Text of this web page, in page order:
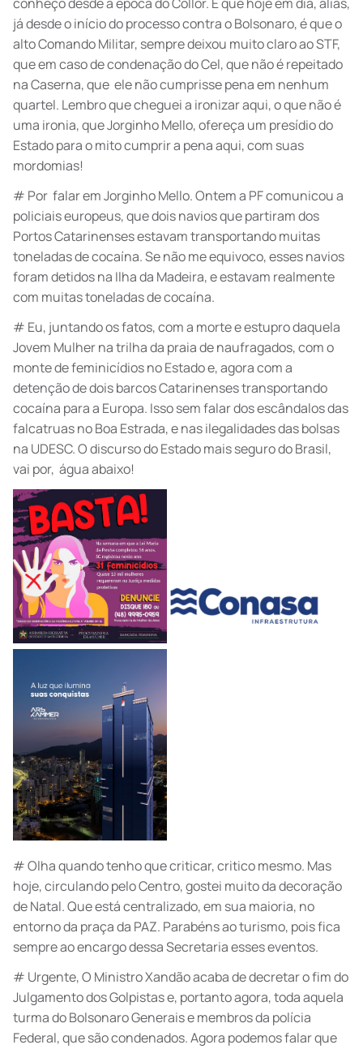
já desde o início do processo contra o Bolsonaro, é que o
alto Comando Militar, sempre deixou muito claro ao STF,
que em caso de condenação do Cel, que não é repeitado
na Caserna, que ele não cumprisse pena em nenhum
quartel. Lembro que cheguei a ironizar aqui, o que não é
uma ironia, que Jorginho Mello, ofereça um presídio do
Estado para o mito cumprir a pena aqui, com suas
mordomias!
# Por falar em Jorginho Mello. Ontem a PF comunicou a
policiais europeus, que dois navios que partiram dos
Portos Catarinenses estavam transportando muitas
toneladas de cocaína. Se não me equivoco, esses navios
foram detidos na Ilha da Madeira, e estavam realmente
com muitas toneladas de cocaína.
# Eu, juntando os fatos, com a morte e estupro daquela
Jovem Mulher na trilha da praia de naufragados, com o
monte de feminicídios no Estado e, agora com a
detenção de dois barcos Catarinenses transportando
cocaína para a Europa. Isso sem falar dos escândalos das
falcatruas no Boa Estrada, e nas ilegalidades das bolsas
na UDESC. O discurso do Estado mais seguro do Brasil,
vai por, água abaixo!
# Olha quando tenho que criticar, critico mesmo. Mas
hoje, circulando pelo Centro, gostei muito da decoração
de Natal. Que está centralizado, em sua maioria, no
entorno da praça da PAZ. Parabéns ao turismo, pois fica
sempre ao encargo dessa Secretaria esses eventos.
# Urgente, O Ministro Xandão acaba de decretar o fim do
Julgamento dos Golpistas e, portanto agora, toda aquela
turma do Bolsonaro Generais e membros da polícia
Federal, que são condenados. Agora podemos falar que